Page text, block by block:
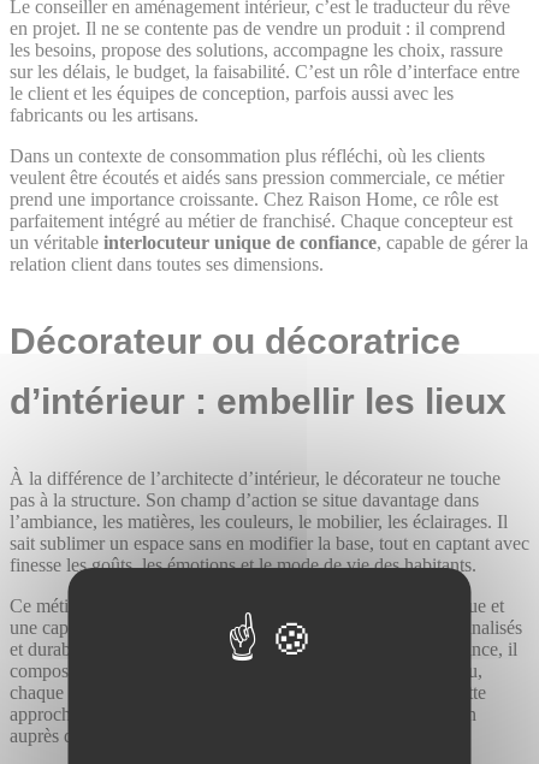
Le conseiller en aménagement intérieur, c’est le traducteur du rêve
en projet. Il ne se contente pas de vendre un produit : il comprend
les besoins, propose des solutions, accompagne les choix, rassure
sur les délais, le budget, la faisabilité. C’est un rôle d’interface entre
le client et les équipes de conception, parfois aussi avec les
fabricants ou les artisans.
Dans un contexte de consommation plus réfléchi, où les clients
veulent être écoutés et aidés sans pression commerciale, ce métier
prend une importance croissante. Chez Raison Home, ce rôle est
parfaitement intégré au métier de franchisé. Chaque concepteur est
un véritable interlocuteur unique de confiance, capable de gérer la
relation client dans toutes ses dimensions.
Décorateur ou décoratrice
d’intérieur : embellir les lieux
À la différence de l’architecte d’intérieur, le décorateur ne touche
pas à la structure. Son champ d’action se situe davantage dans
l’ambiance, les matières, les couleurs, le mobilier, les éclairages. Il
sait sublimer un espace sans en modifier la base, tout en captant avec
finesse les goûts, les émotions et le mode de vie des habitants.
Ce métier repose avant tout sur une grande sensibilité artistique et
une capacité à proposer des univers visuels cohérents, personnalisés
et durables. Le décorateur d’intérieur n’impose pas une tendance, il
compose une réponse adaptée à chaque personne, chaque lieu,
chaque besoin. Dans une société guidée par des standards cette
approche sur-mesure rencontre un succès croissant, aussi bien
auprès des particuliers que des professionnels.